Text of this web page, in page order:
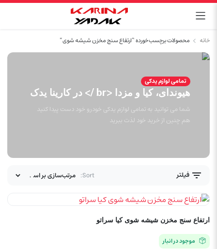
خانه محصولات برچسب خورده “ارتفاع سنج مخزن شيشه شوی”
تمامی لوازم یدکی
هیوندای، کیا و مزدا <br /> در کارینا یدک
شما می توانید به تمامی لوازم یدکی خودرو خود دست پیدا کنید
هم چنین از خرید خود لذت ببرید
فیلتر Sort:
ارتفاع سنج مخزن شيشه شوی کیا سراتو
موجود در انبار